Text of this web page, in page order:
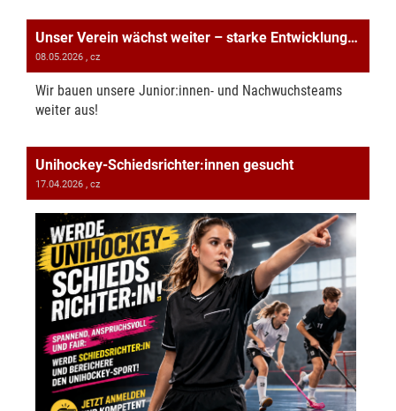
Unser Verein wächst weiter – starke Entwicklung in der Sektion Unihockey
08.05.2026 , cz
Wir bauen unsere Junior:innen- und Nachwuchsteams
weiter aus!
Unihockey-Schiedsrichter:innen gesucht
17.04.2026 , cz